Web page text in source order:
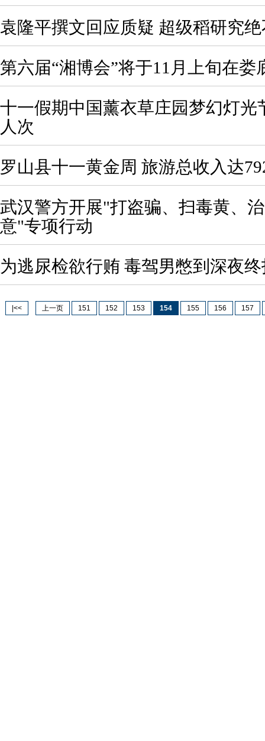
袁隆平撰文回应质疑 超级稻研究
第六届“湘博会”将于11月上旬在娄
十一假期中国薰衣草庄园梦幻灯光
人次
罗山县十一黄金周 旅游总收入达
武汉警方开展"打盗骗、扫毒黄、
意"专项行动
为逃尿检欲行贿 毒驾男憋到深夜
|<< 上一页 151 152 153 154 155 156 157